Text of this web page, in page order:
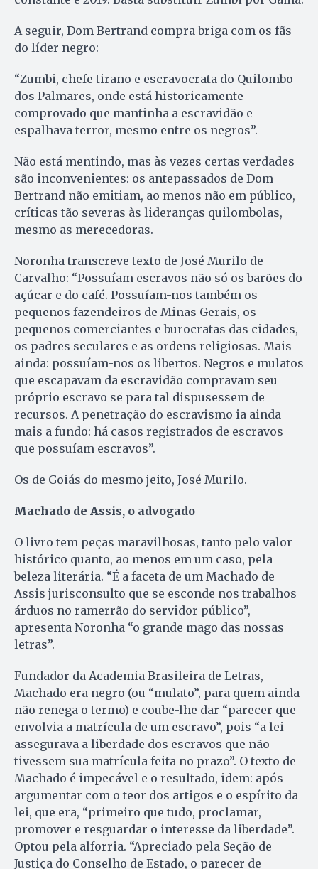
A seguir, Dom Bertrand compra briga com os fãs
do líder negro:
“Zumbi, chefe tirano e escravocrata do Quilombo
dos Palmares, onde está historicamente
comprovado que mantinha a escravidão e
espalhava terror, mesmo entre os negros”.
Não está mentindo, mas às vezes certas verdades
são inconvenientes: os antepassados de Dom
Bertrand não emitiam, ao menos não em público,
críticas tão severas às lideranças quilombolas,
mesmo as merecedoras.
Noronha transcreve texto de José Murilo de
Carvalho: “Possuíam escravos não só os barões do
açúcar e do café. Possuíam-nos também os
pequenos fazendeiros de Minas Gerais, os
pequenos comerciantes e burocratas das cidades,
os padres seculares e as ordens religiosas. Mais
ainda: possuíam-nos os libertos. Negros e mulatos
que escapavam da escravidão compravam seu
próprio escravo se para tal dispusessem de
recursos. A penetração do escravismo ia ainda
mais a fundo: há casos registrados de escravos
que possuíam escravos”.
Os de Goiás do mesmo jeito, José Murilo.
Machado de Assis, o advogado
O livro tem peças maravilhosas, tanto pelo valor
histórico quanto, ao menos em um caso, pela
beleza literária. “É a faceta de um Machado de
Assis jurisconsulto que se esconde nos trabalhos
árduos no ramerrão do servidor público”,
apresenta Noronha “o grande mago das nossas
letras”.
Fundador da Academia Brasileira de Letras,
Machado era negro (ou “mulato”, para quem ainda
não renega o termo) e coube-lhe dar “parecer que
envolvia a matrícula de um escravo”, pois “a lei
assegurava a liberdade dos escravos que não
tivessem sua matrícula feita no prazo”. O texto de
Machado é impecável e o resultado, idem: após
argumentar com o teor dos artigos e o espírito da
lei, que era, “primeiro que tudo, proclamar,
promover e resguardar o interesse da liberdade”.
Optou pela alforria. “Apreciado pela Seção de
Justiça do Conselho de Estado, o parecer de